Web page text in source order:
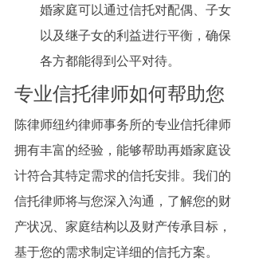
婚家庭可以通过信托对配偶、子女
以及继子女的利益进行平衡，确保
各方都能得到公平对待。
专业信托律师如何帮助您
陈律师纽约律师事务所的专业信托律师
拥有丰富的经验，能够帮助再婚家庭设
计符合其特定需求的信托安排。我们的
信托律师将与您深入沟通，了解您的财
产状况、家庭结构以及财产传承目标，
基于您的需求制定详细的信托方案。